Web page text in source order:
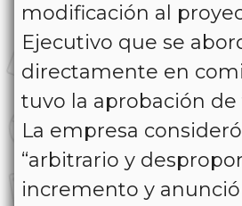
modificación al
Ejecutivo que se
directamente en
tuvo la aprobación de
La empresa
“arbitrario y
incremento y